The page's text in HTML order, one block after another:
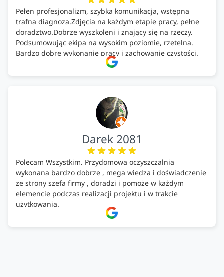
Pełen profesjonalizm, szybka komunikacja, wstępna
trafna diagnoza.Zdjęcia na każdym etapie pracy, pełne
doradztwo.Dobrze wyszkoleni i znający się na rzeczy.
Podsumowując ekipa na wysokim poziomie, rzetelna.
Bardzo dobre wykonanie pracy i zachowanie czystości.
Darek 2081
Polecam Wszystkim. Przydomowa oczyszczalnia
wykonana bardzo dobrze , mega wiedza i doświadczenie
ze strony szefa firmy , doradzi i pomoże w każdym
elemencie podczas realizacji projektu i w trakcie
użytkowania.
Firma godna zaufania. Tak trzymać!